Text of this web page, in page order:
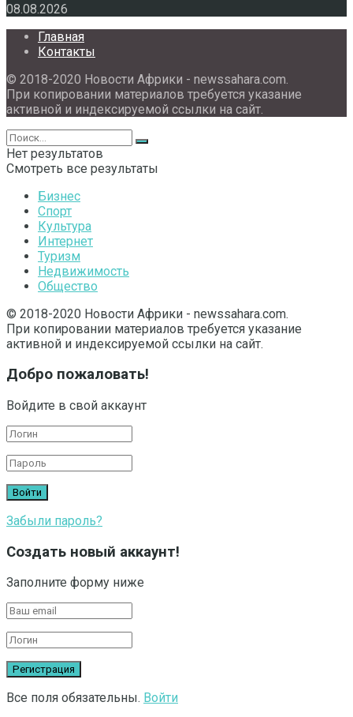
08.08.2026
Главная
Контакты
© 2018-2020 Новости Африки - newssahara.com.
При копировании материалов требуется указание
активной и индексируемой ссылки на сайт.
Нет результатов
Смотреть все результаты
Бизнес
Спорт
Культура
Интернет
Туризм
Недвижимость
Общество
© 2018-2020 Новости Африки - newssahara.com.
При копировании материалов требуется указание
активной и индексируемой ссылки на сайт.
Добро пожаловать!
Войдите в свой аккаунт
Забыли пароль?
Создать новый аккаунт!
Заполните форму ниже
Все поля обязательны. Войти